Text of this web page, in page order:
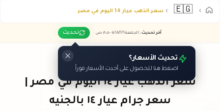
🇪🇬 سعر الذهب عيار 14 اليوم في مصر
آخر تحديث : الجمعة ٠٧ /٠٨/٢٠٢٦ - ٠٨:٠٥ ص تحديث
تحديث الأسعار؟
اضغط هنا للحصول على أحدث الأسعار فوراً
سعر الذهب عيار ١٤ اليوم في مصر |
سعر جرام عيار ١٤ بالجنيه